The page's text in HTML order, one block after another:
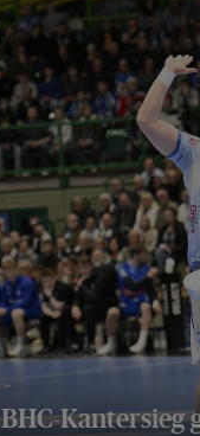
BHC-Kantersieg